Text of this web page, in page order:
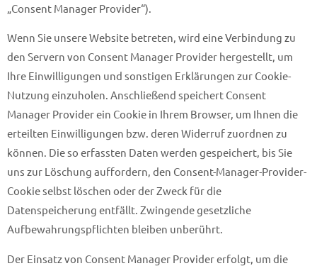
„Consent Manager Provider“).
Wenn Sie unsere Website betreten, wird eine Verbindung zu
den Servern von Consent Manager Provider hergestellt, um
Ihre Einwilligungen und sonstigen Erklärungen zur Cookie-
Nutzung einzuholen. Anschließend speichert Consent
Manager Provider ein Cookie in Ihrem Browser, um Ihnen die
erteilten Einwilligungen bzw. deren Widerruf zuordnen zu
können. Die so erfassten Daten werden gespeichert, bis Sie
uns zur Löschung auffordern, den Consent-Manager-Provider-
Cookie selbst löschen oder der Zweck für die
Datenspeicherung entfällt. Zwingende gesetzliche
Aufbewahrungspflichten bleiben unberührt.
Der Einsatz von Consent Manager Provider erfolgt, um die